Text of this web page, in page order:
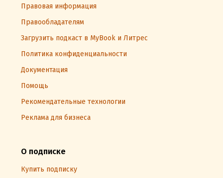
Правовая информация
Правообладателям
Загрузить подкаст в MyBook и Литрес
Политика конфиденциальности
Документация
Помощь
Рекомендательные технологии
Реклама для бизнеса
О подписке
Купить подписку